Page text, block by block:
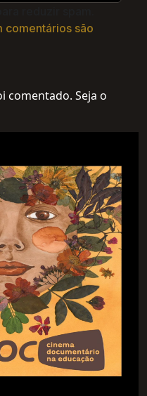
comentários são
comentado. Seja o